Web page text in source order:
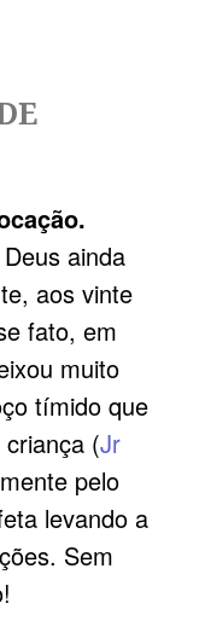
ainda
aos vinte
fato, em
muito
tímido que
(Jr
pelo
levando a
Sem